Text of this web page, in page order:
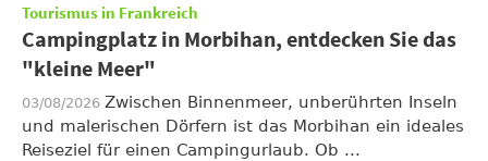
Tourismus in Frankreich
Campingplatz in Morbihan, entdecken Sie das
"kleine Meer"
03/08/2026 Zwischen Binnenmeer, unberührten Inseln
und malerischen Dörfern ist das Morbihan ein ideales
Reiseziel für einen Campingurlaub. Ob ...